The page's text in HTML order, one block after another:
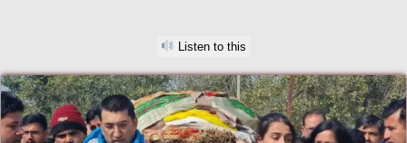
Listen to this